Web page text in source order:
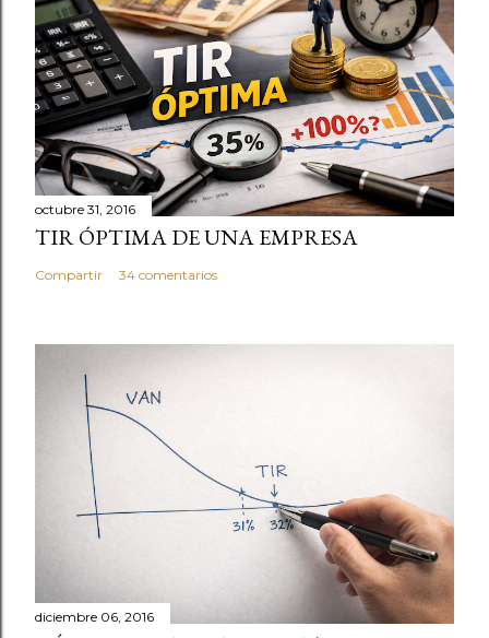
a
r
u
n
c
o
m
e
n
t
octubre 31, 2016
TIR ÓPTIMA DE UNA EMPRESA
Compartir 34 comentarios
diciembre 06, 2016